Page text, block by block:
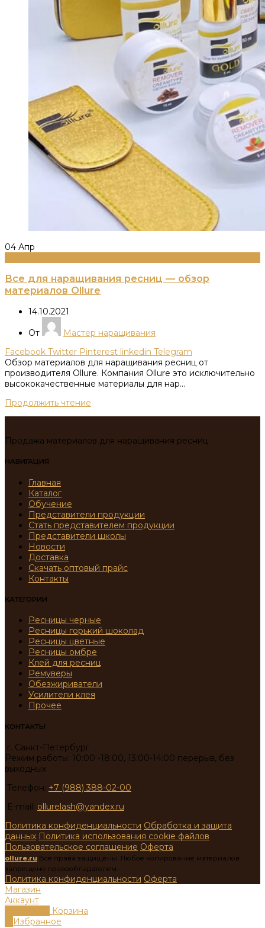
04 Апр
Все для наращивания ресниц — обзор
материалов Ollure
14.10.2021
От
Мастер наращивания
Facebook Twitter Pinterest linkedin Telegram
Обзор материалов для наращивания ресниц от
производителя Ollure. Компания Ollure это исключительно
высококачественные материалы для нар...
Продолжить чтение
Продажа материалов для наращивания ресниц
НАВИГАЦИЯ
Главная
Каталог
Обучение
Представители продукции
Стать представителем продукции
Представители школы
Новости
Доставка
Скачать оптовый прайс
Контакты
КАТЕГОРИИ
Ресницы черные
Ресницы горький шоколад
Ресницы цветные
Ресницы омбре
Клей для ресниц
Ремуверы
Обезжириватели
Усилители клея
Прочее
КОНТАКТЫ
г. Санкт-Петербург
Режим работы: 10:00 -18:00, 13:00-14:00 перерыв, без
выходных
Телефон: +7 (988) 388-02-00
E-mail: ollurelash@yandex.ru
Политика конфиденциальности Обработка и защита
данных Политика использования cookie файлов
Пользовательское соглашение Оферта
ollure.ru Все права защищены. Любое копирование материалов
запрещено правообладателем.
Политика конфиденциальности Оферта
Магазин
Аккаунт
Корзина
Избранное